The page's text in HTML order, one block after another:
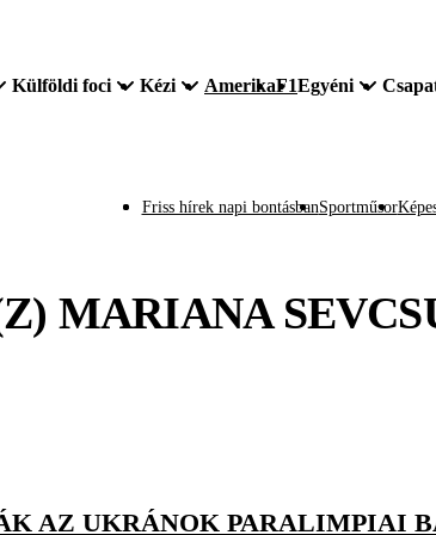
Külföldi foci Kézi AmerikaF1Egyéni
Friss hírek napi bontásbanSportműsor
MARIANA
AZ UKRÁNOK PARALIMPIAI